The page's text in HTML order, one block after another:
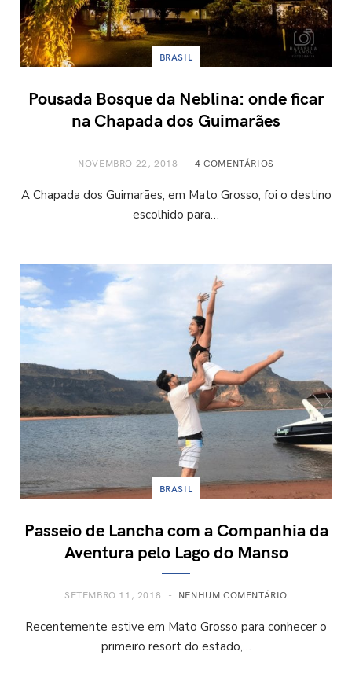
BRASIL
Pousada Bosque da Neblina: onde ficar
na Chapada dos Guimarães
NOVEMBRO 22, 2018 4 COMENTÁRIOS
A Chapada dos Guimarães, em Mato Grosso, foi o destino
escolhido para…
BRASIL
Passeio de Lancha com a Companhia da
Aventura pelo Lago do Manso
SETEMBRO 11, 2018 NENHUM COMENTÁRIO
Recentemente estive em Mato Grosso para conhecer o
primeiro resort do estado,…